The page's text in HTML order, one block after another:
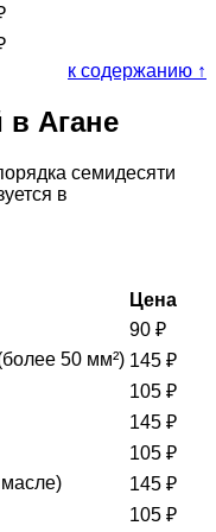
к содержанию ↑
Агане
семидесяти
в
Цена
90 ₽
50 мм²) 145 ₽
105 ₽
145 ₽
105 ₽
145 ₽
105 ₽